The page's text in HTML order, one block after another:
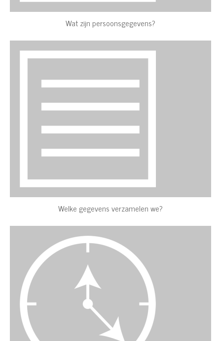
Wat zijn persoonsgegevens?
Welke gegevens verzamelen we?